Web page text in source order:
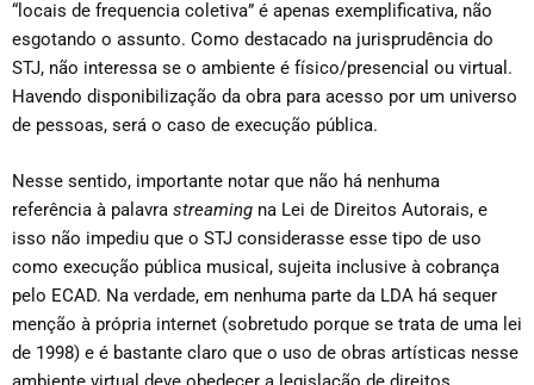
“locais de frequencia coletiva” é apenas exemplificativa, não
esgotando o assunto. Como destacado na jurisprudência do
STJ, não interessa se o ambiente é físico/presencial ou virtual.
Havendo disponibilização da obra para acesso por um universo
de pessoas, será o caso de execução pública.
Nesse sentido, importante notar que não há nenhuma
referência à palavra streaming na Lei de Direitos Autorais, e
isso não impediu que o STJ considerasse esse tipo de uso
como execução pública musical, sujeita inclusive à cobrança
pelo ECAD. Na verdade, em nenhuma parte da LDA há sequer
menção à própria internet (sobretudo porque se trata de uma lei
de 1998) e é bastante claro que o uso de obras artísticas nesse